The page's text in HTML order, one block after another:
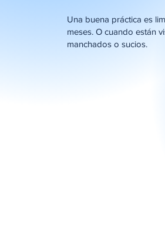
Una buena práctica es
meses. O cuando están
manchados o sucios.